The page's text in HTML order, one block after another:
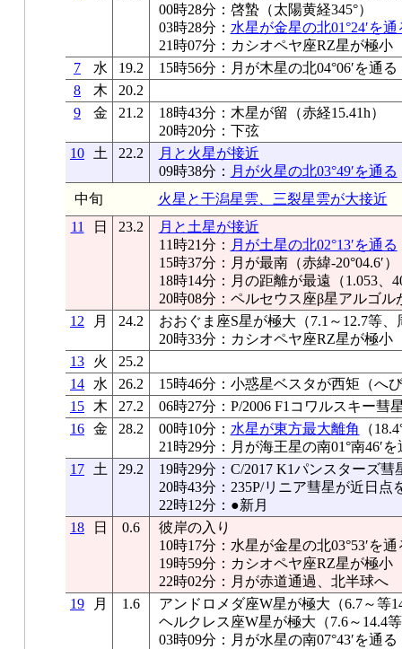
00時28分：啓蟄（太陽黄経345°）
03時28分： 水星が金星の北01°24′を通
21時07分：カシオペヤ座RZ星が極小
7
水 19.2
15時56分：月が木星の北04°06′を通る
8
木
20.2
9
金 21.2
18時43分：木星が留（赤経15.41h）
20時20分：下弦
10
土 22.2
月と火星が接近
09時38分： 月が火星の北03°49′を通る
中旬
火星と干潟星雲、三裂星雲が大接近
11
日 23.2
月と土星が接近
11時21分： 月が土星の北02°13′を通る
15時37分：月が最南（赤緯-20°04.6′）
18時14分：月の距離が最遠（1.053、
20時08分：ペルセウス座β星アルゴル
12
月 24.2
おおぐま座S星が極大（7.1～12.7等、
20時33分：カシオペヤ座RZ星が極小
13
火
25.2
14
水 26.2
15時46分：小惑星ベスタが西矩（へ
15
木 27.2
06時27分：P/2006 F1コワルスキー彗
16 金 28.2 00時10分： 水星が東方最大離角 （
21時29分：月が海王星の南01°南46′を
17
土 29.2
19時29分：C/2017 K1パンスターズ
20時43分：235P/リニア彗星が近日点
22時12分：●新月
18
日 0.6
彼岸の入り
10時17分：水星が金星の北03°53′を通
19時59分：カシオペヤ座RZ星が極小
22時02分：月が赤道通過、北半球へ
19
月 1.6
アンドロメダ座W星が極大（6.7～等
ヘルクレス座W星が極大（7.6～14.4
03時09分：月が水星の南07°43′を通る